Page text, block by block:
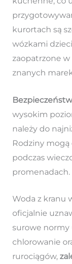
kurortach są
wózkami
zaopatrzone
znanych
wysokim
należy do
Rodziny mogą
podczas
promenadach.
Woda z kranu
oficjalnie
surowe normy
chlorowanie
rurociągów,